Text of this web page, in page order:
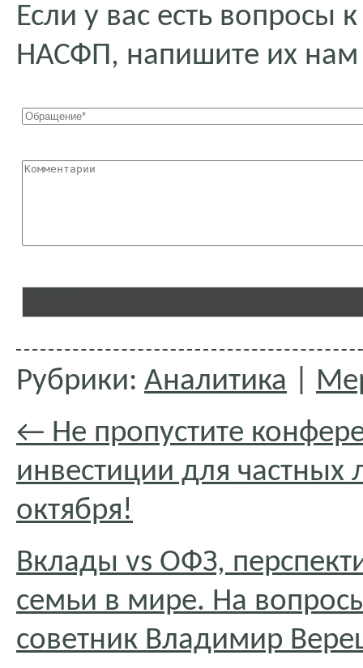
Если у вас есть вопросы
НАСФП, напишите их
Рубрики: Аналитика
← Не пропустите
инвестиции для частных
октября!
Вклады vs ОФЗ,
семьи в мире. На
советник Владимир